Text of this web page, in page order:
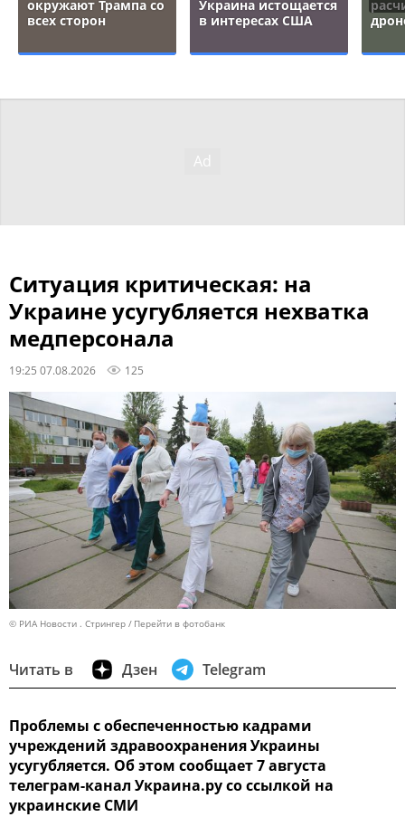
окружают Трампа со
всех сторон
Украина истощается
в интересах США
Ситуация критическая: на
Украине усугубляется нехватка
медперсонала
19:25 07.08.2026 125
© РИА Новости . Стрингер Перейти в фотобанк
Читать в Дзен Telegram
Проблемы с обеспеченностью кадрами
учреждений здравоохранения Украины
усугубляется. Об этом сообщает 7 августа
телеграм-канал Украина.ру со ссылкой на
украинские СМИ